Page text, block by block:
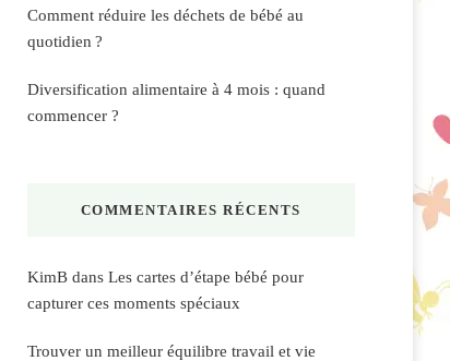
Comment réduire les déchets de bébé au
quotidien ?
Diversification alimentaire à 4 mois : quand
commencer ?
COMMENTAIRES RÉCENTS
KimBdans Les cartes d’étape bébé pour
capturer ces moments spéciaux
Trouver un meilleur équilibre travail et vie